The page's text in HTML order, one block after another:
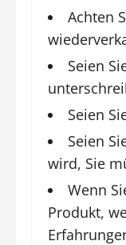
Achten
Seien
Seien
Seien
wird, Sie
Wenn
Produkt,